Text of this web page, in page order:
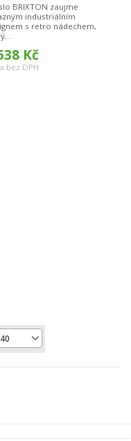
BRIXTON zaujme
industriálním
s retro nádechem,
Kč
bez DPH
40